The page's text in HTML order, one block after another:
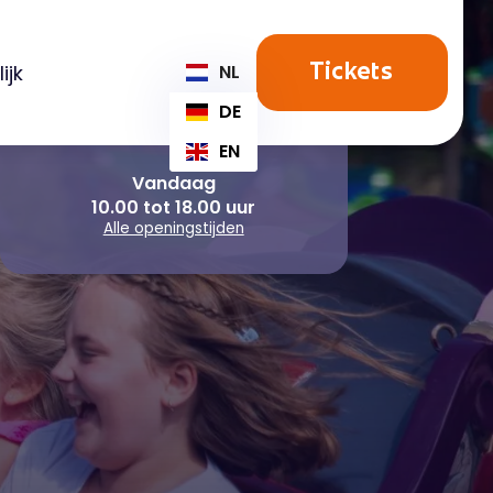
NL
DE
EN
Tickets
Vandaag
10.00 tot 18.00 uur
Alle openingstijden